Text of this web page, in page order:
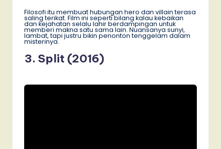
Filosofi itu membuat hubungan hero dan villain terasa
saling terikat. Film ini seperti bilang kalau kebaikan
dan kejahatan selalu lahir berdampingan untuk
memberi makna satu sama lain. Nuansanya sunyi,
lambat, tapi justru bikin penonton tenggelam dalam
misterinya.
3. Split (2016)